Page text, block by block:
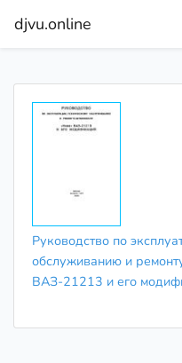
djvu.online
Руководство по
обслуживанию и
ВАЗ-21213 и его